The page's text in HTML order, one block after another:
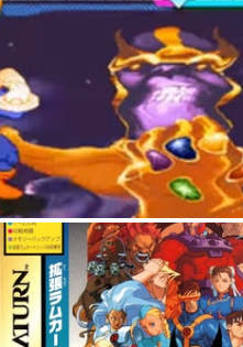
至於《MARVEL VS
MEN VS STREET
外，其AIR COMBO連續技